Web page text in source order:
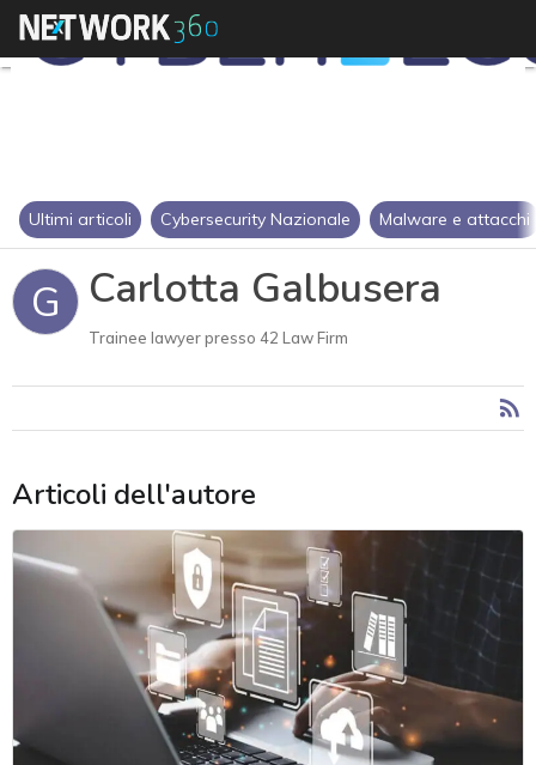
Ultimi articoli Cybersecurity Nazionale Malware e attacchi
G Carlotta Galbusera
Trainee lawyer presso 42 Law Firm
Articoli dell'autore